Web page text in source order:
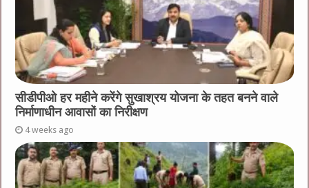
सीडीपीओ हर महीने करेंगे सुखाश्रय योजना के तहत बनने वाले
निर्माणाधीन आवासों का निरीक्षण
4 weeks ago